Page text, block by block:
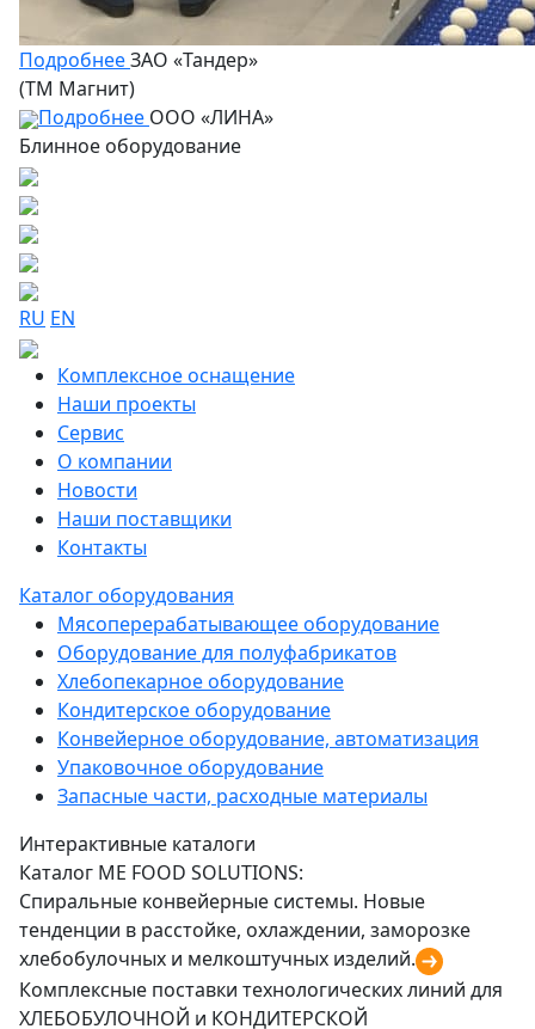
ПодробнееЗАО «Тандер»
(ТМ Магнит)
Подробнее ООО «ЛИНА»
Блинное оборудование
RU EN
Комплексное оснащение
Наши проекты
Сервис
О компании
Новости
Наши поставщики
Контакты
Каталог оборудования
Мясоперерабатывающее оборудование
Оборудование для полуфабрикатов
Хлебопекарное оборудование
Кондитерское оборудование
Конвейерное оборудование, автоматизация
Упаковочное оборудование
Запасные части, расходные материалы
Интерактивные каталоги
Каталог ME FOOD SOLUTIONS:
Спиральные конвейерные системы. Новые
тенденции в расстойке, охлаждении, заморозке
хлебобулочных и мелкоштучных изделий.
Комплексные поставки технологических линий для
ХЛЕБОБУЛОЧНОЙ и КОНДИТЕРСКОЙ